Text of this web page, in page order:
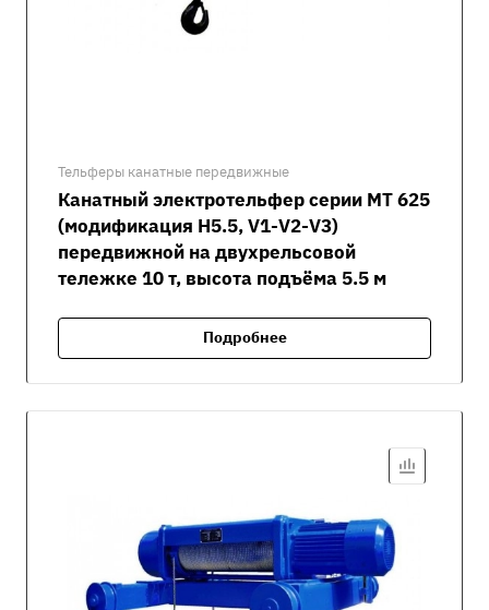
Тельферы канатные передвижные
Канатный электротельфер серии MT 625
(модификация H5.5, V1-V2-V3)
передвижной на двухрельсовой
тележке 10 т, высота подъёма 5.5 м
Подробнее